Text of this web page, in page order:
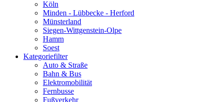
Köln
Minden - Lübbecke - Herford
Münsterland
Siegen-Wittgenstein-Olpe
Hamm
Soest
Kategoriefilter
Auto & Straße
Bahn & Bus
Elektromobilität
Fernbusse
Fußverkehr